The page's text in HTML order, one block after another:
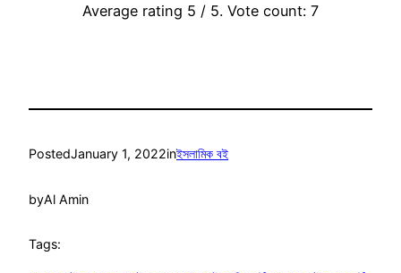
Average rating 5 / 5. Vote count: 7
PostedJanuary 1, 2022inইসলামিক বই
byAl Amin
Tags: